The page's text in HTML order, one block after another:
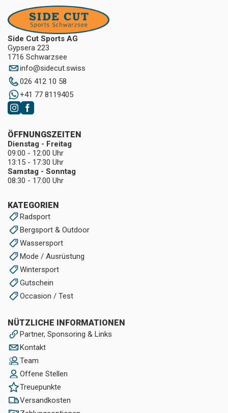
Side Cut Sports AG
Gypsera 223
1716 Schwarzsee
info@sidecut.swiss
026 412 10 58
+41 77 8119405
KATEGORIEN
Radsport
Bergsport & Outdoor
Wassersport
Mode / Ausrüstung
Wintersport
Gutschein
Occasion / Test
NÜTZLICHE INFORMATIONEN
Partner, Sponsoring & Links
Kontakt
Team
Offene Stellen
Treuepunkte
Versandkosten
ÖFFNUNGSZEITEN
Dienstag - Freitag
09:00 - 12:00 Uhr
13:15 - 17:30 Uhr
Samstag - Sonntag
08:30 - 17:00 Uhr